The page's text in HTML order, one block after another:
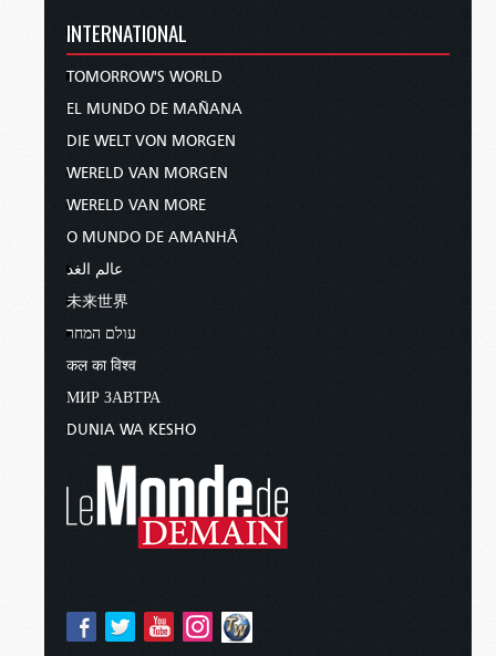
INTERNATIONAL
TOMORROW'S WORLD
EL MUNDO DE MAÑANA
DIE WELT VON MORGEN
WERELD VAN MORGEN
WERELD VAN MORE
O MUNDO DE AMANHÃ
عالم الغد
未来世界
עולם המחר
कल का विश्व
МИР ЗАВТРА
DUNIA WA KESHO